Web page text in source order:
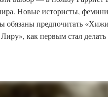
Новые истористы,
обязаны предпочитать
как первым стал делать